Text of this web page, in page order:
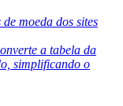
moeda dos sites
a tabela da
simplificando o